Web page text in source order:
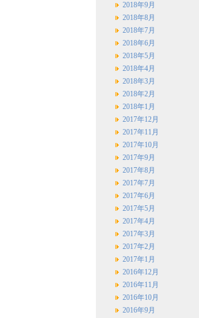
2018年9月
2018年8月
2018年7月
2018年6月
2018年5月
2018年4月
2018年3月
2018年2月
2018年1月
2017年12月
2017年11月
2017年10月
2017年9月
2017年8月
2017年7月
2017年6月
2017年5月
2017年4月
2017年3月
2017年2月
2017年1月
2016年12月
2016年11月
2016年10月
2016年9月